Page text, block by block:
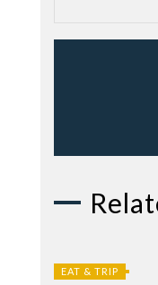
EAT & TRIP